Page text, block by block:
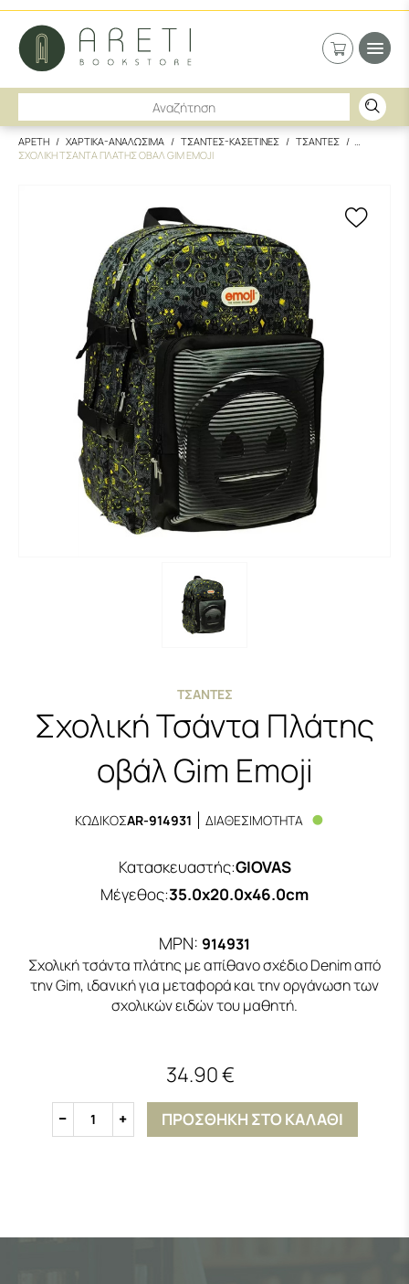
ΑΡΕΤΗ ΧΑΡΤΙΚΑ-ΑΝΑΛΩΣΙΜΑ ΤΣΑΝΤΕΣ-ΚΑΣΕΤΙΝΕΣ
ΤΣΑΝΤΕΣ
ΣΧΟΛΙΚΗ ΤΣΑΝΤΑ ΠΛΑΤΗΣ ΟΒΑΛ GIM EMOJI
ΤΣΆΝΤΕΣ
Σχολική Τσάντα Πλάτης
οβάλ Gim Emoji
ΚΩΔΙΚΟΣAR-914931 ΔΙΑΘΕΣΙΜΟΤΗΤΑ
Κατασκευαστής:GIOVAS
Μέγεθος:35.0x20.0x46.0cm
MPN: 914931
Σχολική τσάντα πλάτης με απίθανο σχέδιο Denim από
την Gim, ιδανική για μεταφορά και την οργάνωση των
σχολικών ειδών του μαθητή.
34.90 €
1 ΠΡΟΣΘΗΚΗ ΣΤΟ ΚΑΛΑΘΙ